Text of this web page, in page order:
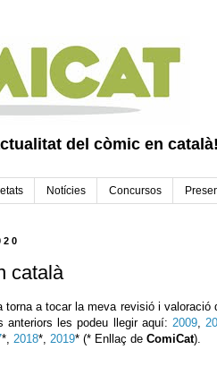
del còmic en català!
Notícies Concursos
català
torna a tocar la meva revisió i valoració
anteriors les podeu llegir aquí: 2009,
*, 2018*, 2019* (* Enllaç de ComiCat).